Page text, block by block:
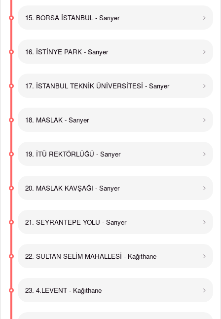
15. BORSA İSTANBUL - Sarıyer
16. İSTİNYE PARK - Sarıyer
17. İSTANBUL TEKNİK ÜNİVERSİTESİ - Sarıyer
18. MASLAK - Sarıyer
19. İTÜ REKTÖRLÜĞÜ - Sarıyer
20. MASLAK KAVŞAĞI - Sarıyer
21. SEYRANTEPE YOLU - Sarıyer
22. SULTAN SELİM MAHALLESİ - Kağıthane
23. 4.LEVENT - Kağıthane